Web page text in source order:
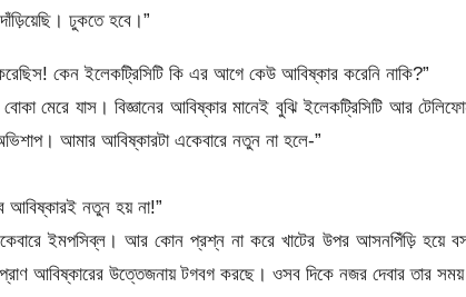
ঢুকতে হবে।”
কেন ইলেকট্রিসিটি কি এর আগে কেউ আবিষ্কার করেনি নাকি?”
মেরে যাস। বিজ্ঞানের আবিষ্কার মানেই বুঝি ইলেকট্রিসিটি আর
আমার আবিষ্কারটা একেবারে নতুন না হলে-”
আবিষ্কারই নতুন হয় না!”
ইমপসিব্ল। আর কোন প্রশ্ন না করে খাটের উপর আসনপিঁড়ি হয়ে
আবিষ্কারের উত্তেজনায় টগবগ করছে। ওসব দিকে নজর দেবার তার